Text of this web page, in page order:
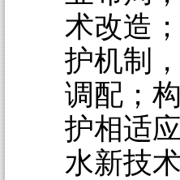
术改造
护机制
调配；
护相适
水新技